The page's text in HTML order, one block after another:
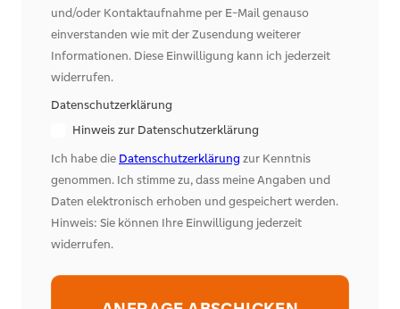
und/oder Kontaktaufnahme per E-Mail genauso
einverstanden wie mit der Zusendung weiterer
Informationen. Diese Einwilligung kann ich jederzeit
widerrufen.
Datenschutzerklärung
Hinweis zur Datenschutzerklärung
Ich habe die Datenschutzerklärungzur Kenntnis
genommen. Ich stimme zu, dass meine Angaben und
Daten elektronisch erhoben und gespeichert werden.
Hinweis: Sie können Ihre Einwilligung jederzeit
widerrufen.